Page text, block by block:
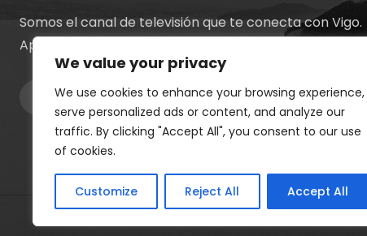
We value your privacy
We use cookies to enhance your browsing experience,
serve personalized ads or content, and analyze our
traffic. By clicking "Accept All", you consent to our use
of cookies.
Customize Reject All Accept All
Somos el canal de televisión que te conecta con Vigo.
Apostamos por la información y el entretenimiento.